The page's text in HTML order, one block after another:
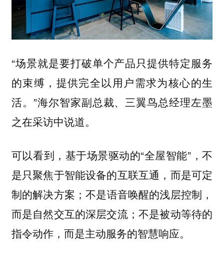
“场景就是要打破单个产品只提供特定服务
的束缚，提供完全以用户需求为核心的生
活。”海尔智家副总裁、三翼鸟总经理左墨
之在采访中说道。
可以看到，基于场景驱动的“全屋智能”，不
是只聚焦于智能设备的互联互通，而是可定
制的解决方案；不是语音唤醒的浅层控制，
而是自然交互的深层交流；不是被动等待的
指令动作，而是主动服务的智慧响应。